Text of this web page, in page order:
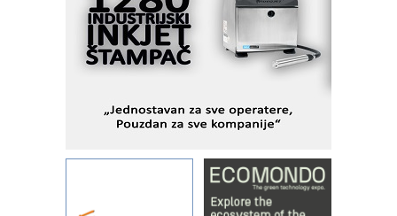
KIP KOP – napredna rešenja za
savremene industrijske i logističke
objekte
Alba d.o.o. – 35 godina preciznosti u
IBeRTIM - oprema za ispitivanje
STAUFF – Komponente koje
povećavaju pouzdanost hidrauličkih